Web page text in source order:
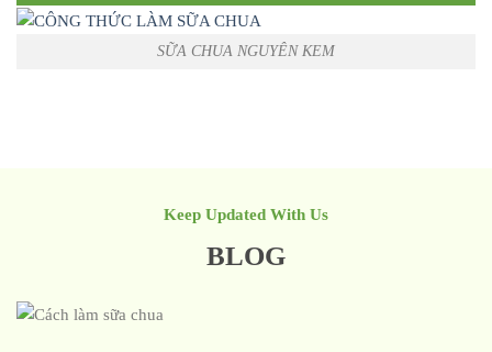
SỮA CHUA NGUYÊN KEM
Keep Updated With Us
BLOG